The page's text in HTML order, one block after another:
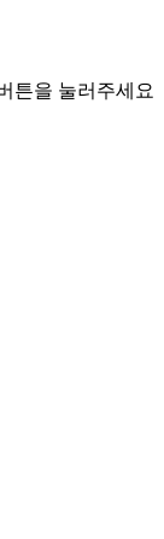
튼을 눌러주세요